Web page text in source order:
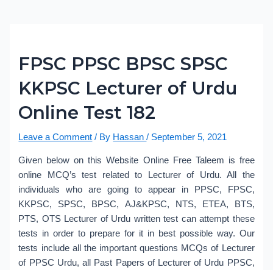
FPSC PPSC BPSC SPSC
KKPSC Lecturer of Urdu
Online Test 182
Leave a Comment / By Hassan/ September 5, 2021
Given below on this Website Online Free Taleem is free
online MCQ’s test related to Lecturer of Urdu. All the
individuals who are going to appear in PPSC, FPSC,
KKPSC, SPSC, BPSC, AJ&KPSC, NTS, ETEA, BTS,
PTS, OTS Lecturer of Urdu written test can attempt these
tests in order to prepare for it in best possible way. Our
tests include all the important questions MCQs of Lecturer
of PPSC Urdu, all Past Papers of Lecturer of Urdu PPSC,